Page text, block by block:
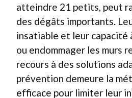
atteindre 21 petits, peut
des dégâts importants.
insatiable et leur capacité
ou endommager les murs
recours à des solutions
prévention demeure la
efficace pour limiter leur